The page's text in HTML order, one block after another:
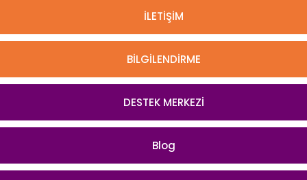
İLETİŞİM
BİLGİLENDİRME
DESTEK MERKEZİ
Blog